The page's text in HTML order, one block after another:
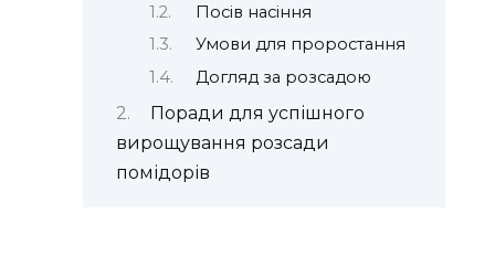
Посів насіння
Умови для проростання
Догляд за розсадою
Поради для успішного
вирощування розсади
помідорів